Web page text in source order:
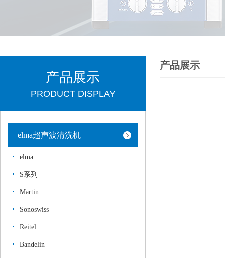
产品展示
PRODUCT DISPLAY
elma超声波清洗机
elma
S系列
Martin
Sonoswiss
Reitel
Bandelin
产品展示